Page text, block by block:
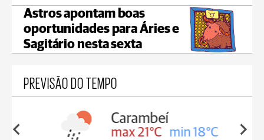
Astros apontam boas
oportunidades para Áries e
Sagitário nesta sexta
PREVISÃO DO TEMPO
18°C
Carambeí
max 21°C min 18°C